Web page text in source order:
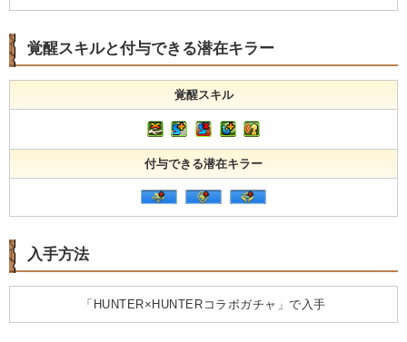
覚醒スキルと付与できる潜在キラー
覚醒スキル
付与できる潜在キラー
入手方法
「HUNTER×HUNTERコラボガチャ」で入手